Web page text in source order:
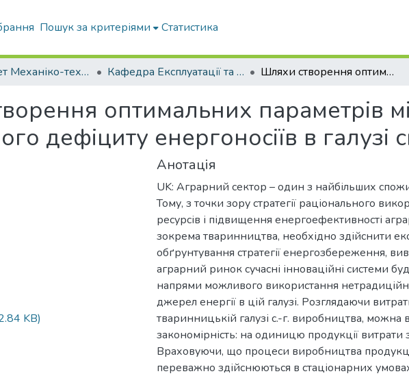
Пошук за критеріями Статистика
Факультет Механіко-технологічний Кафедра Експлуатації та технічного сервісу машин Шляхи створення оптимальних параметрів мікроклімату в умовах зростаючого дефіциту енергоносіїв в галузі свинарства
оптимальних параметрів
дефіциту енергоносіїв в галузі
KB)
Анотація
UK: Аграрний сектор – один з найбільших
Тому, з точки зору стратегії раціонального
ресурсів і підвищення енергоефективності
зокрема тваринництва, необхідно здійснити
обґрунтування стратегії енергозбереження,
аграрний ринок сучасні інноваційні системи
напрями можливого використання
джерел енергії в цій галузі. Розглядаючи
тваринницькій галузі с.-г. виробництва, можна
закономірність: на одиницю продукції витрати
Враховуючи, що процеси виробництва
переважно здійснюються в стаціонарних